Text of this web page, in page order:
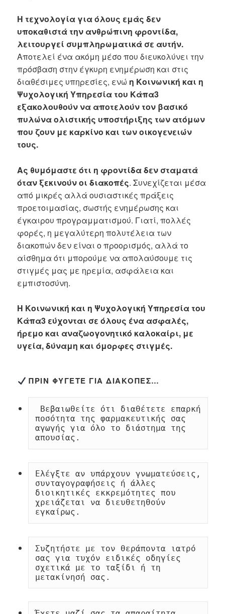
Η τεχνολογία για όλους εμάς δεν
υποκαθιστά την ανθρώπινη φροντίδα,
λειτουργεί συμπληρωματικά σε αυτήν.
Αποτελεί ένα ακόμη μέσο που διευκολύνει την
πρόσβαση στην έγκυρη ενημέρωση και στις
διαθέσιμες υπηρεσίες, ενώ η Κοινωνική και η
Ψυχολογική Υπηρεσία του Κάπα3
εξακολουθούν να αποτελούν τον βασικό
πυλώνα ολιστικής υποστήριξης των ατόμων
που ζουν με καρκίνο και των οικογενειών
τους.
Ας θυμόμαστε ότι η φροντίδα δεν σταματά
όταν ξεκινούν οι διακοπές. Συνεχίζεται μέσα
από μικρές αλλά ουσιαστικές πράξεις
προετοιμασίας, σωστής ενημέρωσης και
έγκαιρου προγραμματισμού. Γιατί, πολλές
φορές, η μεγαλύτερη πολυτέλεια των
διακοπών δεν είναι ο προορισμός, αλλά το
αίσθημα ότι μπορούμε να απολαύσουμε τις
στιγμές μας με ηρεμία, ασφάλεια και
εμπιστοσύνη.
Η Κοινωνική και η Ψυχολογική Υπηρεσία του
Κάπα3 εύχονται σε όλους ένα ασφαλές,
ήρεμο και αναζωογονητικό καλοκαίρι, με
υγεία,δύναμη και όμορφες στιγμές.
ΠΡΙΝ ΦΎΓΕΤΕ ΓΙΑ ΔΙΑΚΟΠΈΣ…
Βεβαιωθείτε ότι διαθέτετε επαρκή
ποσότητα της φαρμακευτικής σας
αγωγής για όλο το διάστημα της
απουσίας.
Ελέγξτε αν υπάρχουν γνωματεύσεις,
συνταγογραφήσεις ή άλλες
διοικητικές εκκρεμότητες που
χρειάζεται να διευθετηθούν
εγκαίρως.
Συζητήστε με τον θεράποντα ιατρό
σας για τυχόν ειδικές οδηγίες
σχετικά με το ταξίδι ή τη
μετακίνησή σας.